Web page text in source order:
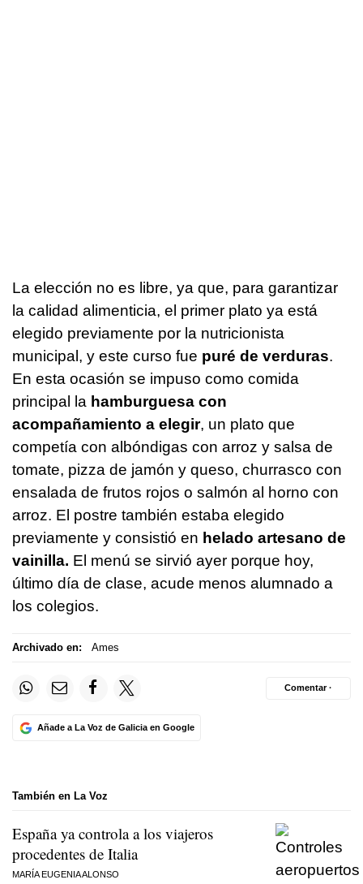
La elección no es libre, ya que, para garantizar
la calidad alimenticia, el primer plato ya está
elegido previamente por la nutricionista
municipal, y este curso fue puré de verduras.
En esta ocasión se impuso como comida
principal la hamburguesa con
acompañamiento a elegir, un plato que
competía con albóndigas con arroz y salsa de
tomate, pizza de jamón y queso, churrasco con
ensalada de frutos rojos o salmón al horno con
arroz. El postre también estaba elegido
previamente y consistió en helado artesano de
vainilla. El menú se sirvió ayer porque hoy,
último día de clase, acude menos alumnado a
los colegios.
Archivado en: Ames
Añade a La Voz de Galicia en Google
Comentar ·
También en La Voz
España ya controla a los viajeros
procedentes de Italia
MARÍA EUGENIA ALONSO